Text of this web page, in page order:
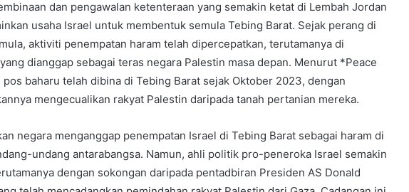
dan pengawalan ketenteraan yang semakin ketat di Lembah Jordan
usaha Israel untuk membentuk semula Tebing Barat. Sejak perang di
aktiviti penempatan haram telah dipercepatkan, terutamanya di
dianggap sebagai teras negara Palestin masa depan. Menurut *Peace
pos baharu telah dibina di Tebing Barat sejak Oktober 2023, dengan
mengecualikan rakyat Palestin daripada tanah pertanian mereka.
negara menganggap penempatan Israel di Tebing Barat sebagai haram di
undang antarabangsa. Namun, ahli politik pro-peneroka Israel semakin
dengan sokongan daripada pentadbiran Presiden AS Donald